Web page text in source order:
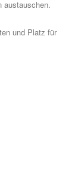
austauschen.
und Platz für